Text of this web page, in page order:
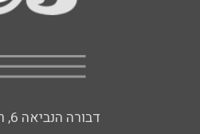
דבורה הנביאה 6, רמת השרון